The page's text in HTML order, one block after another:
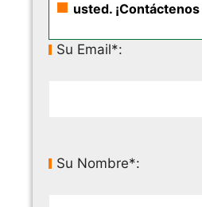
usted.
Su Email*:
Su Nombre*: